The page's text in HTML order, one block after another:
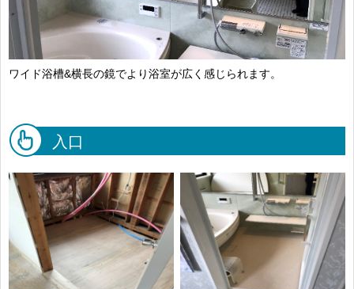
ワイド浴槽&横長の鏡でより浴室が広く感じられます。
入口